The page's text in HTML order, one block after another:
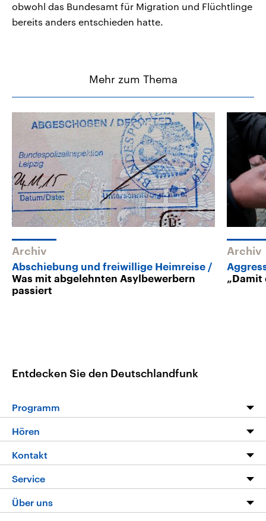
obwohl das Bundesamt für Migration und Flüchtlinge
bereits anders entschieden hatte.
Mehr zum Thema
Archiv
Abschiebung und freiwillige Heimreise
Was mit abgelehnten Asylbewerbern
passiert
Archiv
„Damit
Entdecken Sie den Deutschlandfunk
Programm
Programm
Die Nachrichten
Nachrichtenleicht
Neue Beiträge auf dlf.de
Hören
Livestream
Podcasts
Deutschlandfunk App
Kontakt
Hörerservice
Service
FAQ
Über uns